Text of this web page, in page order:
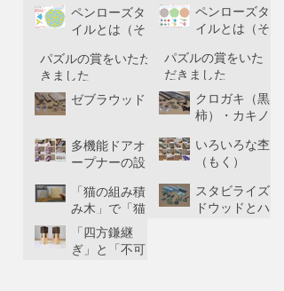
ペンローズタ
イルとは（そ
ペンローズタ
イルとは（そ
パズルの賞をいただ
きました
パズルの賞をいた
だきました
ゼブラウッド
クロガキ（黒
柿）・カキノ
多機能ドアオ
ープナーの設
いろいろな杢
（もく）
「猫の組み積
み木」で「猫
の観覧車」を
積む方法
スタビライズ
ドウッドとハ
「四方鎌継
ぎ」と「不可